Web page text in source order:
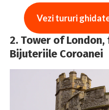
Vezi tururi
2. Tower of
Bijuteriile Coroanei